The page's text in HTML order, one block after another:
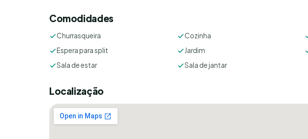
Comodidades
Churrasqueira Cozinha
Espera para split
Jardim
Sala de estar
Sala de jantar
Localização